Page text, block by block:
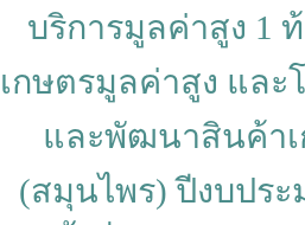
บริการมูลค่าสูง 1
เกษตรมูลค่าสูง และ
และพัฒนาสินค้า
(สมุนไพร) ปีงบปร